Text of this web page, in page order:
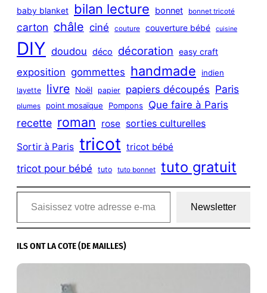
baby blanket bilan lecture bonnet bonnet tricoté
carton châle ciné couture couverture bébé cuisine
DIY doudou déco décoration easy craft
exposition gommettes handmade indien
layette livre Noël papier papiers découpés Paris
plumes point mosaïque Pompons Que faire à Paris
recette roman rose sorties culturelles
Sortir à Paris tricot tricot bébé
tricot pour bébé tuto tuto bonnet tuto gratuit
Saisissez votre adresse e-mail…
Newsletter
ILS ONT LA COTE (DE MAILLES)